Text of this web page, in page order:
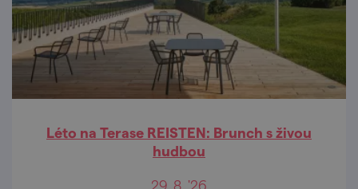
Léto na Terase REISTEN: Brunch s živou
hudbou
29. 8. '26